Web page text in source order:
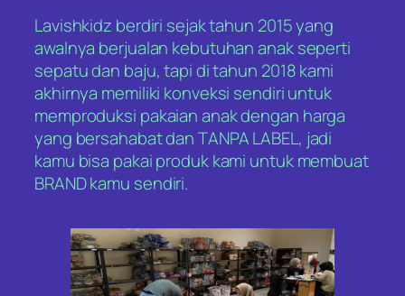
Lavishkidz berdiri sejak tahun 2015 yang
awalnya berjualan kebutuhan anak seperti
sepatu dan baju, tapi di tahun 2018 kami
akhirnya memiliki konveksi sendiri untuk
memproduksi pakaian anak dengan harga
yang bersahabat dan TANPA LABEL, jadi
kamu bisa pakai produk kami untuk membuat
BRAND kamu sendiri.